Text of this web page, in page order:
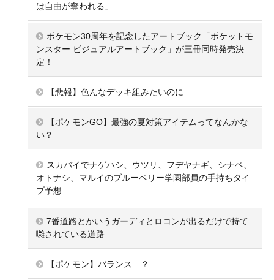
は自由が奪われる」
ポケモン30周年を記念したアートブック「ポケットモ
ンスター ビジュアルアートブック」が三冊同時発売決
定！
【悲報】色んなデッキ組みたいのに
【ポケモンGO】最強の夏対策アイテムってなんかな
い？
スカバイでナゲハシ、ウツリ、フデヤナギ、シナベ、
オトナシ、マルイのブルーベリー学園部員の手持ちタイ
プ予想
7番道路とかいうガーディとロコンが出るだけで持て
囃されている道路
【ポケモン】バランス…？